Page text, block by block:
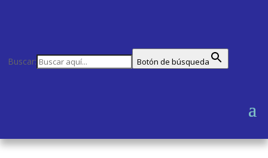
Buscar: Botón de búsqueda